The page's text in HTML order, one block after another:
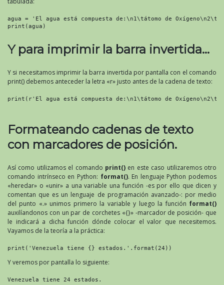
agua = 'El agua está compuesta de:\n1\tátomo de
print(agua)
Y para imprimir la barra invertida…
Y si necesitamos imprimir la barra invertida por pantalla con el comando
print() debemos anteceder la letra «r» justo antes de la cadena de texto:
print(r'El agua está compuesta de:\n1\tátomo de
Formateando cadenas de texto
con marcadores de posición.
Así como utilizamos el comando print() en este caso utilizaremos otro
comando intrínseco en Python: format(). En lenguaje Python podemos
«heredar» o «unir» a una variable una función -es por ello que dicen y
comentan que es un lenguaje de programación avanzado-: por medio
del punto «.» unimos primero la variable y luego la función format()
auxilíandonos con un par de corchetes «{}» -marcador de posición- que
le indicará a dicha función dónde colocar el valor que necesitemos.
Vayamos de la teoría a la práctica:
print('Venezuela tiene {} estados.'.format(24))
Y veremos por pantalla lo siguiente:
Venezuela tiene 24 estados.